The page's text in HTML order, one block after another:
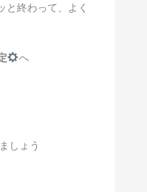
終わって、よく
へ
ましょう